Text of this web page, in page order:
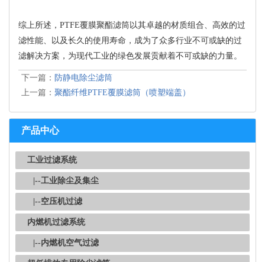
综上所述，PTFE覆膜聚酯滤筒以其卓越的材质组合、高效的过
滤性能、以及长久的使用寿命，成为了众多行业不可或缺的过
滤解决方案，为现代工业的绿色发展贡献着不可或缺的力量。
下一篇： 防静电除尘滤筒
上一篇： 聚酯纤维PTFE覆膜滤筒（喷塑端盖）
产品中心
工业过滤系统
|--工业除尘及集尘
|--空压机过滤
内燃机过滤系统
|--内燃机空气过滤